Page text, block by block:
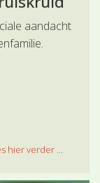
aandacht
hier verder ...